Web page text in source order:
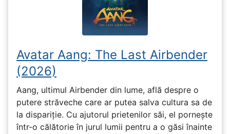
Avatar Aang: The Last Airbender
(2026)
Aang, ultimul Airbender din lume, află despre o
putere străveche care ar putea salva cultura sa de
la dispariție. Cu ajutorul prietenilor săi, el pornește
într-o călătorie în jurul lumii pentru a o găsi înainte